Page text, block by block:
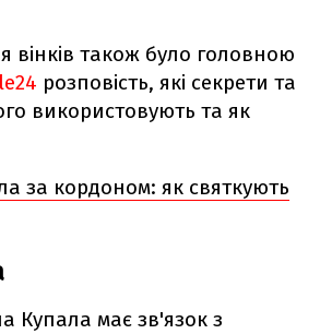
вінків також було головною
розповість, які секрети та
використовують та як
за кордоном: як святкують
Купала має зв'язок з